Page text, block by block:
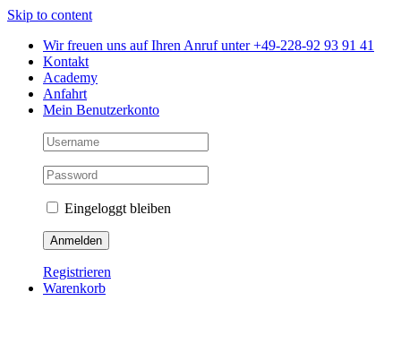
Skip to content
Wir freuen uns auf Ihren Anruf unter +49-228-92 93 91 41
Kontakt
Academy
Anfahrt
Mein Benutzerkonto
Eingeloggt bleiben
Registrieren
Warenkorb